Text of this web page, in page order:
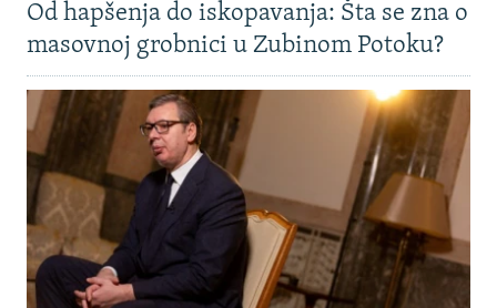
Od hapšenja do iskopavanja: Šta se zna o
masovnoj grobnici u Zubinom Potoku?